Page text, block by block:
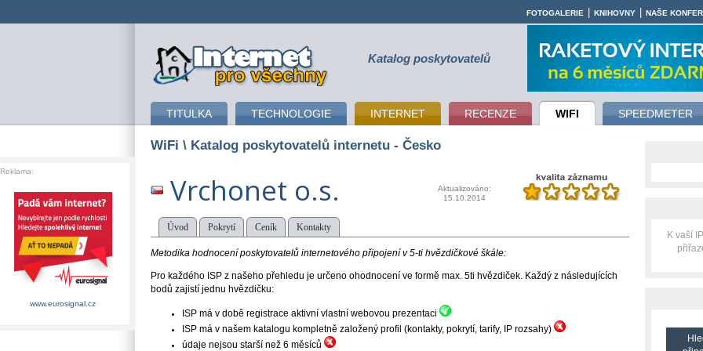
připojení k internetu Katalog poskytovatelů
TITULKA TECHNOLOGIE INTERNET RECENZE WIFI SPEEDMETER
FOTOGALERIE KNIHOVNY NAŠE
WiFi \ Katalog poskytovatelů internetu - Česko
Vrchonet o.s.
Aktualizováno:
15.10.2014
Úvod Pokrytí Ceník Kontakty
Metodika hodnocení poskytovatelů internetového připojení v 5-ti hvězdičkové škále:
Pro každého ISP z našeho přehledu je určeno ohodnocení ve formě max. 5ti hvězdiček. Každý z následujících
bodů zajistí jednu hvězdičku:
ISP má v době registrace aktivní vlastní webovou prezentaci
ISP má v našem katalogu kompletně založený profil (kontakty, pokrytí, tarify, IP rozsahy)
údaje nejsou starší než 6 měsíců
K vaší
Reklama:
www.eurosignal.cz